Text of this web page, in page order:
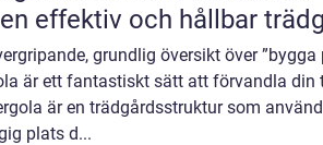
effektiv och hållbar
grundlig översikt över ”bygga
är ett fantastiskt sätt att förvandla
är en trädgårdsstruktur som
plats d...